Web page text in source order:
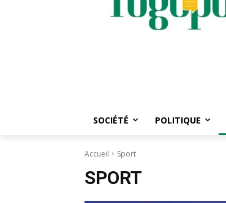
SOCIÉTÉ POLITIQUE
Accueil Sport
SPORT